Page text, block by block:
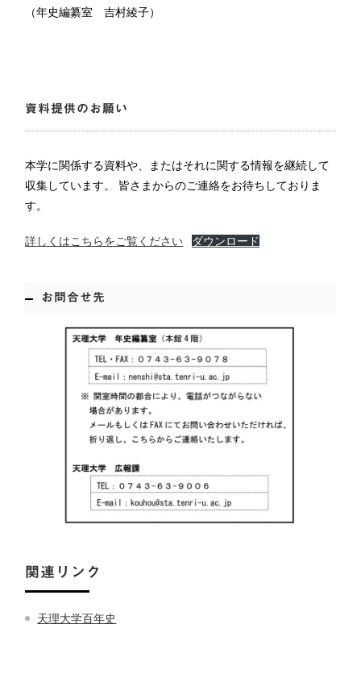
（年史編纂室 吉村綾子）
資料提供のお願い
本学に関係する資料や、またはそれに関する情報を継続して
収集しています。 皆さまからのご連絡をお待ちしておりま
す。
詳しくはこちらをご覧ください ダウンロード
お問合せ先
関連リンク
天理大学百年史